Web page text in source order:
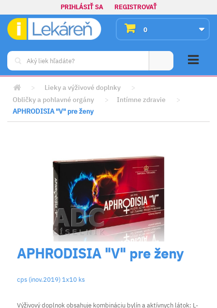
PRIHLÁSIŤ SA REGISTROVAŤ
0
> Lieky a výživové doplnky
>
Obličky a pohlavné orgány
> Intímne zdravie
>
APHRODISIA "V" pre ženy
APHRODISIA "V" pre ženy
cps (inov.2019) 1x10 ks
Výživový doplnok obsahuje kombináciu bylín a aktívnych látok: L-